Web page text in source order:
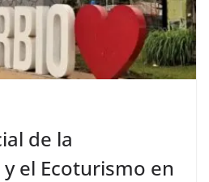
de la
el Ecoturismo en